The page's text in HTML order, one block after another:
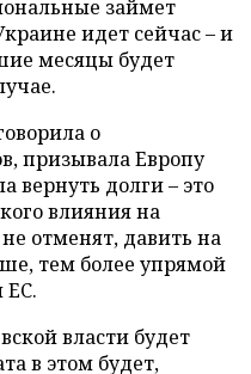
займет
идет сейчас – и
месяцы будет
о
призывала Европу
вернуть долги – это
влияния на
отменят, давить на
тем более упрямой
ЕС.
власти будет
в этом будет,